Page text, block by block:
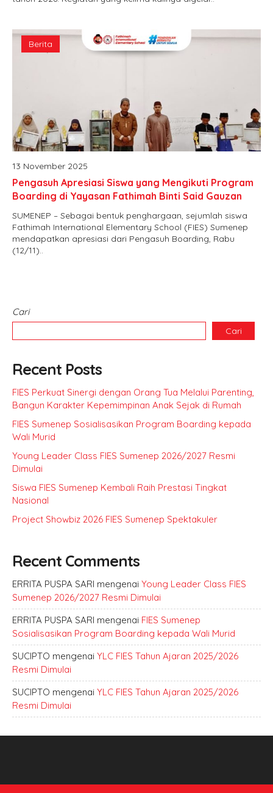
Berita
13 November 2025
Pengasuh Apresiasi Siswa yang Mengikuti Program
Boarding di Yayasan Fathimah Binti Said Gauzan
SUMENEP – Sebagai bentuk penghargaan, sejumlah siswa
Fathimah International Elementary School (FIES) Sumenep
mendapatkan apresiasi dari Pengasuh Boarding, Rabu
(12/11)..
Cari
Cari
Recent Posts
FIES Perkuat Sinergi dengan Orang Tua Melalui Parenting,
Bangun Karakter Kepemimpinan Anak Sejak di Rumah
FIES Sumenep Sosialisasikan Program Boarding kepada
Wali Murid
Young Leader Class FIES Sumenep 2026/2027 Resmi
Dimulai
Siswa FIES Sumenep Kembali Raih Prestasi Tingkat
Nasional
Project Showbiz 2026 FIES Sumenep Spektakuler
Recent Comments
ERRITA PUSPA SARI mengenai Young Leader Class FIES
Sumenep 2026/2027 Resmi Dimulai
ERRITA PUSPA SARI mengenai FIES Sumenep
Sosialisasikan Program Boarding kepada Wali Murid
SUCIPTO mengenai YLC FIES Tahun Ajaran 2025/2026
Resmi Dimulai
SUCIPTO mengenai YLC FIES Tahun Ajaran 2025/2026
Resmi Dimulai